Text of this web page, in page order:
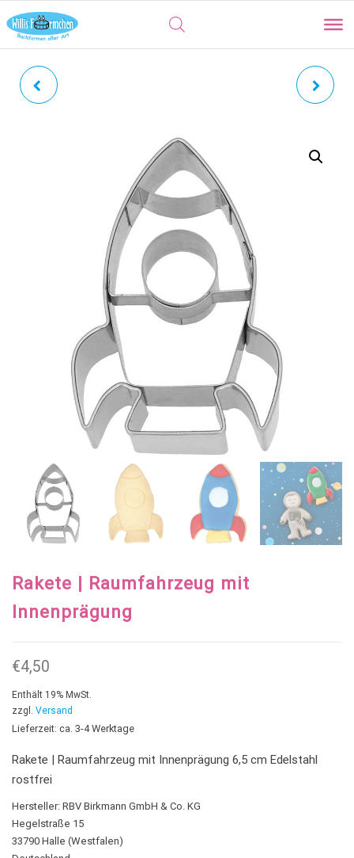
INNENPRÄGUNG
Rakete | Raumfahrzeug mit
Innenprägung
€4,50
Enthält 19% MwSt.
zzgl. Versand
Lieferzeit: ca. 3-4 Werktage
Rakete | Raumfahrzeug mit Innenprägung 6,5 cm Edelstahl
rostfrei
Hersteller: RBV Birkmann GmbH & Co. KG
Hegelstraße 15
33790 Halle (Westfalen)